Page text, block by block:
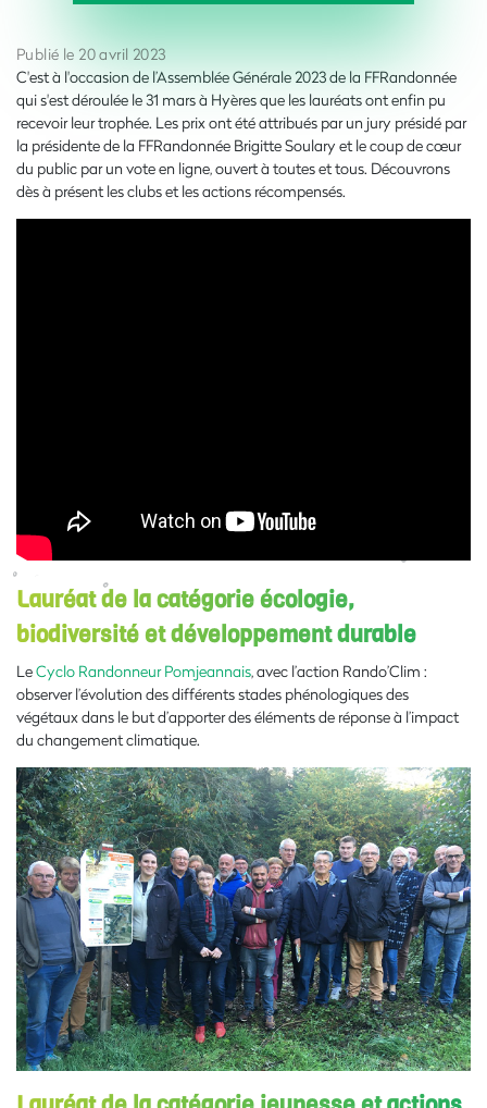
Publié le 20 avril 2023
C'est à l'occasion de l’Assemblée Générale 2023 de la FFRandonnée
qui s'est déroulée le 31 mars à Hyères que les lauréats ont enfin pu
recevoir leur trophée. Les prix ont été attribués par un jury présidé par
la présidente de la FFRandonnée Brigitte Soulary et le coup de cœur
du public par un vote en ligne, ouvert à toutes et tous. Découvrons
dès à présent les clubs et les actions récompensés.
Lauréat de la catégorie écologie,
biodiversité et développement durable
LeCyclo Randonneur Pomjeannais, avec l’action Rando’Clim :
observer l’évolution des différents stades phénologiques des
végétaux dans le but d’apporter des éléments de réponse à l’impact
du changement climatique.